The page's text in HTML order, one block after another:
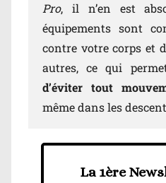
Pro, il n’en est
équipements sont
contre votre corps et
autres, ce qui
d’éviter tout
même dans les
La 1ère